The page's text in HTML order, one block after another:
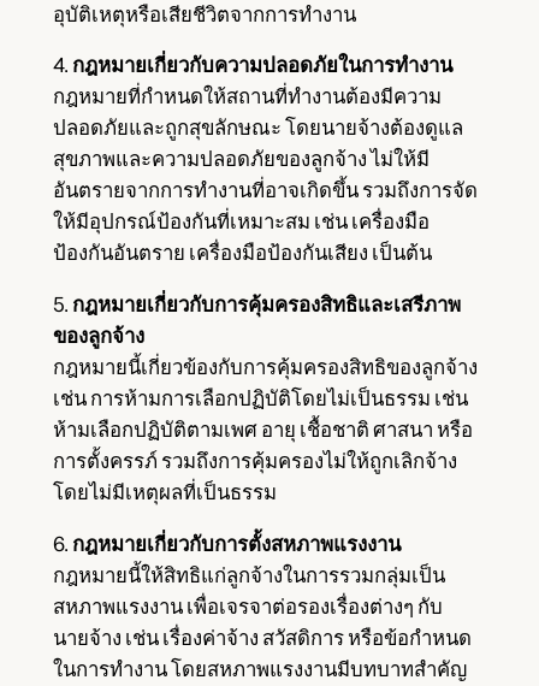
อุบัติเหตุหรือเสียชีวิตจากการทำงาน
4. กฎหมายเกี่ยวกับความปลอดภัยในการทำงาน
กฎหมายที่กำหนดให้สถานที่ทำงานต้องมีความ
ปลอดภัยและถูกสุขลักษณะ โดยนายจ้างต้องดูแล
สุขภาพและความปลอดภัยของลูกจ้าง ไม่ให้มี
อันตรายจากการทำงานที่อาจเกิดขึ้น รวมถึงการจัด
ให้มีอุปกรณ์ป้องกันที่เหมาะสม เช่น เครื่องมือ
ป้องกันอันตราย เครื่องมือป้องกันเสียง เป็นต้น
5. กฎหมายเกี่ยวกับการคุ้มครองสิทธิและเสรีภาพ
ของลูกจ้าง
กฎหมายนี้เกี่ยวข้องกับการคุ้มครองสิทธิของลูกจ้าง
เช่น การห้ามการเลือกปฏิบัติโดยไม่เป็นธรรม เช่น
ห้ามเลือกปฏิบัติตามเพศ อายุ เชื้อชาติ ศาสนา หรือ
การตั้งครรภ์ รวมถึงการคุ้มครองไม่ให้ถูกเลิกจ้าง
โดยไม่มีเหตุผลที่เป็นธรรม
6. กฎหมายเกี่ยวกับการตั้งสหภาพแรงงาน
กฎหมายนี้ให้สิทธิแก่ลูกจ้างในการรวมกลุ่มเป็น
สหภาพแรงงาน เพื่อเจรจาต่อรองเรื่องต่างๆ กับ
นายจ้าง เช่น เรื่องค่าจ้าง สวัสดิการ หรือข้อกำหนด
ในการทำงาน โดยสหภาพแรงงานมีบทบาทสำคัญ